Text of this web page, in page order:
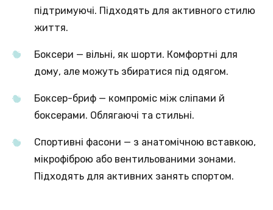
підтримуючі. Підходять для активного стилю
життя.
Боксери — вільні, як шорти. Комфортні для
дому, але можуть збиратися під одягом.
Боксер-бриф — компроміс між сліпами й
боксерами. Облягаючі та стильні.
Спортивні фасони — з анатомічною вставкою,
мікрофіброю або вентильованими зонами.
Підходять для активних занять спортом.